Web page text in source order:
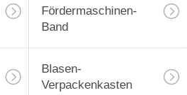
Fördermaschinen-
Band
Blasen-
Verpackenkasten